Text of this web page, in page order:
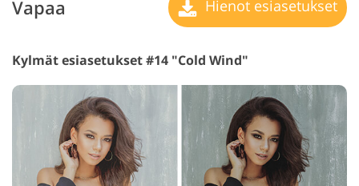
Vapaa Hienot esiasetukset
Kylmät esiasetukset #14 "Cold Wind"